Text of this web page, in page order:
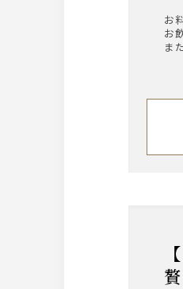
お
お
ま
【盛夏(せいか)